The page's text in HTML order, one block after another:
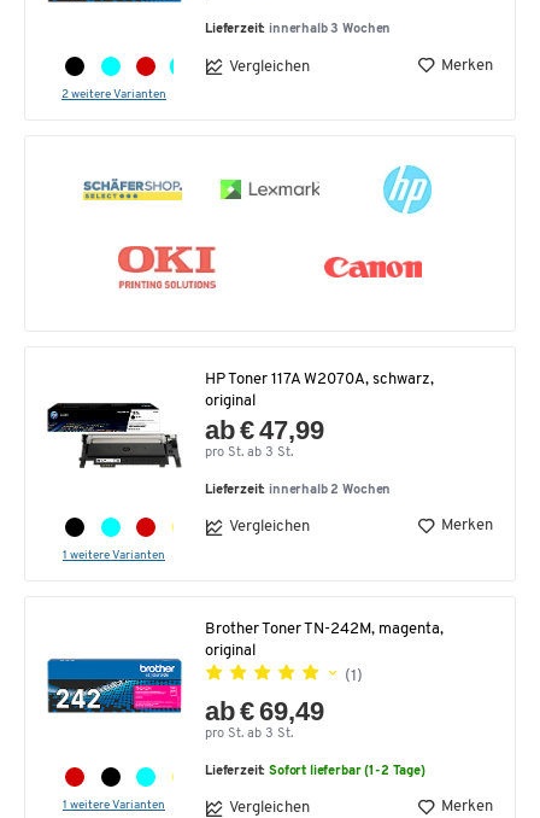
2 weitere Varianten
Lieferzeit: innerhalb 3 Wochen
Vergleichen Merken
1 weitere Varianten
HP Toner 117A W2070A, schwarz,
original
ab € 47,99
pro St. ab 3 St.
Lieferzeit: innerhalb 2 Wochen
Vergleichen Merken
1 weitere Varianten
Brother Toner TN-242M, magenta,
original
(1)
ab € 69,49
pro St. ab 3 St.
Lieferzeit:Sofort lieferbar (1-2 Tage)
Vergleichen Merken